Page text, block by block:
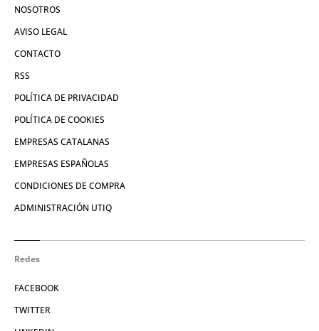
NOSOTROS
AVISO LEGAL
CONTACTO
RSS
POLÍTICA DE PRIVACIDAD
POLÍTICA DE COOKIES
EMPRESAS CATALANAS
EMPRESAS ESPAÑOLAS
CONDICIONES DE COMPRA
ADMINISTRACIÓN UTIQ
Redes
FACEBOOK
TWITTER